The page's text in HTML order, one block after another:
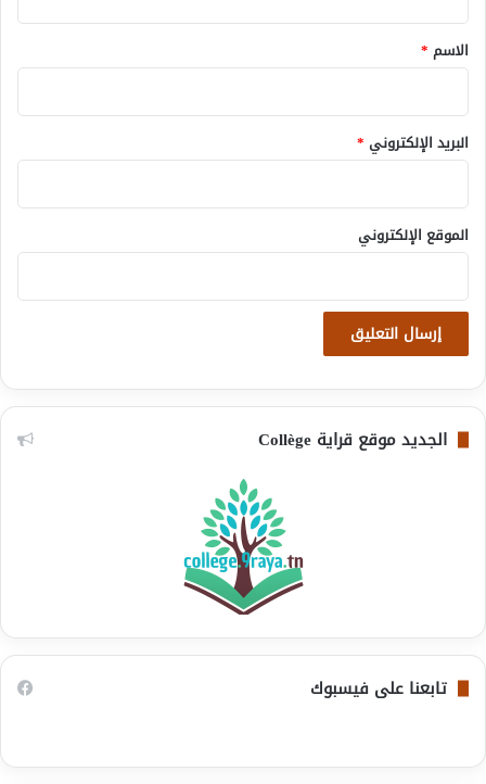
*
الاسم *
البريد الإلكتروني *
الموقع الإلكتروني
الجديد موقع قراية Collège
تابعنا على فيسبوك